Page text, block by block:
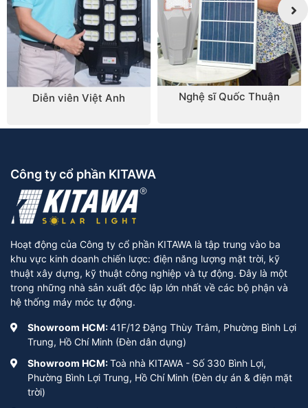
Diễn viên Việt Anh Nghệ sĩ Quốc Thuận
Công ty cổ phần KITAWA
Hoạt động của Công ty cổ phần KITAWA là tập trung vào ba
khu vực kinh doanh chiến lược: điện năng lượng mặt trời, kỹ
thuật xây dựng, kỹ thuật công nghiệp và tự động. Đây là một
trong những nhà sản xuất độc lập lớn nhất về các bộ phận và
hệ thống máy móc tự động.
Showroom HCM:41F/12 Đặng Thùy Trâm, Phường Bình Lợi
Trung, Hồ Chí Minh (Đèn dân dụng)
Showroom HCM:Toà nhà KITAWA - Số 330 Bình Lợi,
Phường Bình Lợi Trung, Hồ Chí Minh (Đèn dự án & điện mặt
trời)